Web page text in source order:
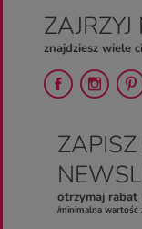
znajdziesz wiele
otrzymaj rabat
/minimalna wartość